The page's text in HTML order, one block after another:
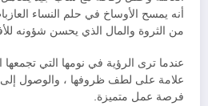
أنه يمسح الأوساخ في حلم النساء
من الثروة والمال الذي يحسن شؤونه
عندما ترى الرؤية في نومها التي
علامة على لطف ظروفها ، والوصول
فرصة عمل متميزة.